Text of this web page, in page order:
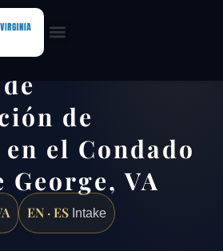
de
el Condado
George, VA
EN · ES Intake